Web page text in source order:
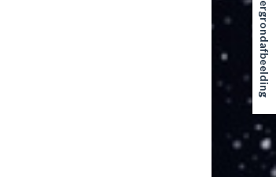
Achtergrondafbeelding